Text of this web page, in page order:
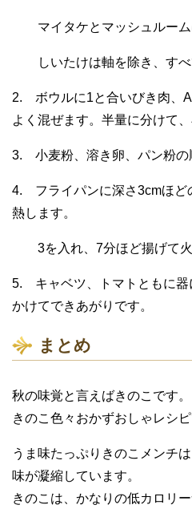
マイタケとマッシュルーム
しいたけは軸を除き、すべ
2. ボウルに1と合いびき肉、
よく混ぜます。半量に分けて
3. 小麦粉、溶き卵、パン粉の
4. フライパンに深さ3cmほど
熱します。
3を入れ、7分ほど揚げて火
5. キャベツ、トマトともに器
かけてできあがりです。
まとめ
秋の味覚と言えばきのこです。
きのこ色々おかずおしゃレシピ
うま味たっぷりきのこメンチ
味が凝縮しています。
きのこは、かなりの低カロリ